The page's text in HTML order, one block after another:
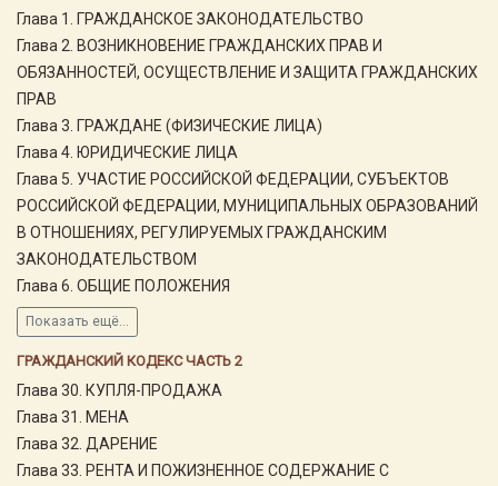
Глава 1. ГРАЖДАНСКОЕ ЗАКОНОДАТЕЛЬСТВО
Глава 2. ВОЗНИКНОВЕНИЕ ГРАЖДАНСКИХ ПРАВ И
ОБЯЗАННОСТЕЙ, ОСУЩЕСТВЛЕНИЕ И ЗАЩИТА ГРАЖДАНСКИХ
ПРАВ
Глава 3. ГРАЖДАНЕ (ФИЗИЧЕСКИЕ ЛИЦА)
Глава 4. ЮРИДИЧЕСКИЕ ЛИЦА
Глава 5. УЧАСТИЕ РОССИЙСКОЙ ФЕДЕРАЦИИ, СУБЪЕКТОВ
РОССИЙСКОЙ ФЕДЕРАЦИИ, МУНИЦИПАЛЬНЫХ ОБРАЗОВАНИЙ
В ОТНОШЕНИЯХ, РЕГУЛИРУЕМЫХ ГРАЖДАНСКИМ
ЗАКОНОДАТЕЛЬСТВОМ
Глава 6. ОБЩИЕ ПОЛОЖЕНИЯ
Показать ещё...
ГРАЖДАНСКИЙ КОДЕКС ЧАСТЬ 2
Глава 30. КУПЛЯ-ПРОДАЖА
Глава 31. МЕНА
Глава 32. ДАРЕНИЕ
Глава 33. РЕНТА И ПОЖИЗНЕННОЕ СОДЕРЖАНИЕ С